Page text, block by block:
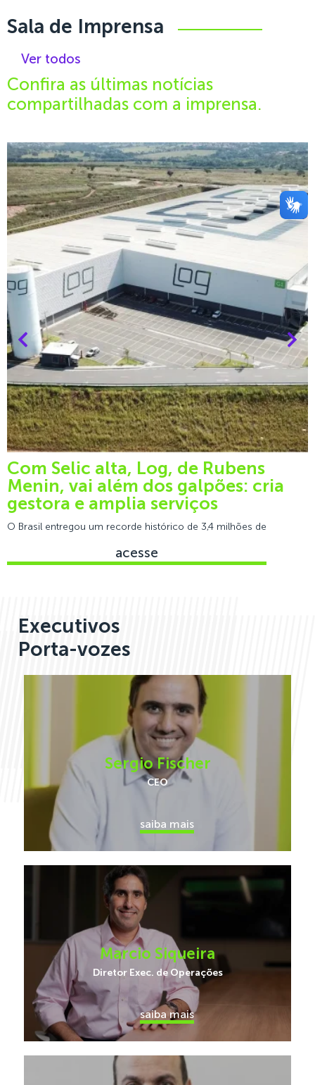
Sala de Imprensa
Ver todos
Confira as últimas notícias
compartilhadas com a imprensa.
Com Selic alta, Log, de Rubens
Menin, vai além dos galpões: cria
gestora e amplia serviços
O Brasil entregou um recorde histórico de 3,4 milhões de
acesse
Executivos
Porta-vozes
Sergio Fischer
CEO
saiba mais
Marcio Siqueira
Diretor Exec. de Operações
saiba mais